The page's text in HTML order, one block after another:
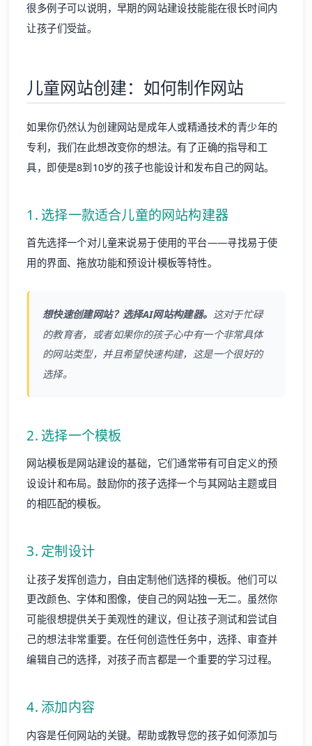
很多例子可以说明，早期的网站建设技能能在很长时间内
让孩子们受益。
儿童网站创建：如何制作网站
如果你仍然认为创建网站是成年人或精通技术的青少年的
专利，我们在此想改变你的想法。有了正确的指导和工
具，即使是8到10岁的孩子也能设计和发布自己的网站。
1. 选择一款适合儿童的网站构建器
首先选择一个对儿童来说易于使用的平台——寻找易于使
用的界面、拖放功能和预设计模板等特性。
想快速创建网站？选择AI网站构建器。 这对于忙碌
的教育者，或者如果你的孩子心中有一个非常具体
的网站类型，并且希望快速构建，这是一个很好的
选择。
2. 选择一个模板
网站模板是网站建设的基础，它们通常带有可自定义的预
设设计和布局。鼓励你的孩子选择一个与其网站主题或目
的相匹配的模板。
3. 定制设计
让孩子发挥创造力，自由定制他们选择的模板。他们可以
更改颜色、字体和图像，使自己的网站独一无二。虽然你
可能很想提供关于美观性的建议，但让孩子测试和尝试自
己的想法非常重要。在任何创造性任务中，选择、审查并
编辑自己的选择，对孩子而言都是一个重要的学习过程。
4. 添加内容
内容是任何网站的关键。帮助或教导您的孩子如何添加与